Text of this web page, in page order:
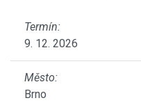
Termín:
9. 12. 2026
Město:
Brno